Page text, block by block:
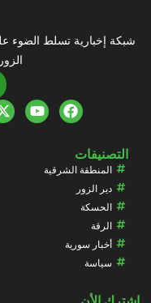
شبكة إخبارية تسلط الضوء
التصنيفات
المنطقة الشرقية
دير الزور
الحسكة
الرقة
أخبار سورية
سياسة